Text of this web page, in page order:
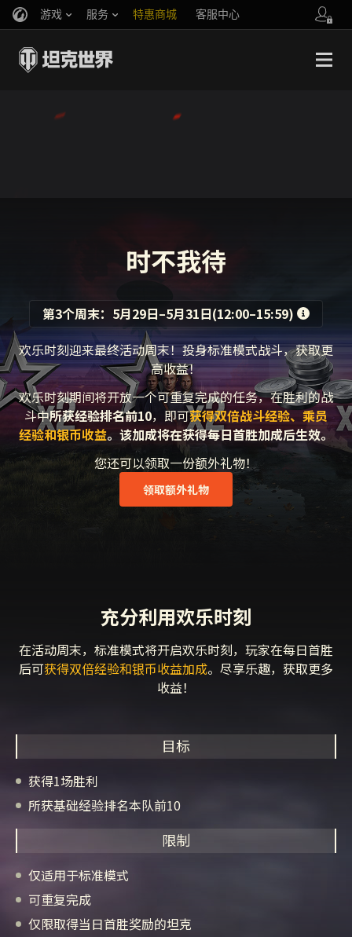
游戏 服务 特惠商城 客服中心
你好，吾久
万圣节
《以战止战》
官方自媒体
时不我待
第3个周末： 5月29日–5月31日(12:00–15:59)
欢乐时刻迎来最终活动周末！投身标准模式战斗，获取更
高收益！
欢乐时刻期间将开放一个可重复完成的任务，在胜利的战
斗中所获经验排名前10，即可获得双倍战斗经验、乘员
经验和银币收益。该加成将在获得每日首胜加成后生效。
您还可以领取一份额外礼物！
领取额外礼物
充分利用欢乐时刻
在活动周末，标准模式将开启欢乐时刻，玩家在每日首胜
后可获得双倍经验和银币收益加成。尽享乐趣，获取更多
收益！
目标
获得1场胜利
所获基础经验排名本队前10
限制
仅适用于标准模式
可重复完成
仅限取得当日首胜奖励的坦克